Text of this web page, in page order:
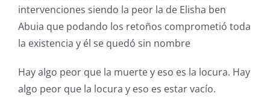
intervenciones siendo la peor la de Elisha ben
Abuia que podando los retoños comprometió toda
la existencia y él se quedó sin nombre
Hay algo peor que la muerte y eso es la locura. Hay
algo peor que la locura y eso es estar vacío.